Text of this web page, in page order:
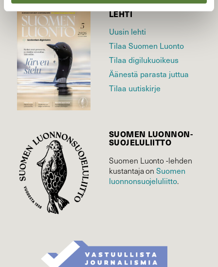
LEHTI
Uusin lehti
Tilaa Suomen Luonto
Tilaa digilukuoikeus
Äänestä parasta juttua
Tilaa uutiskirje
SUOMEN LUONNON­
SUOJELU­LIITTO
Suomen Luonto -lehden
kustantaja onSuomen
luonnonsuojelu­liitto.